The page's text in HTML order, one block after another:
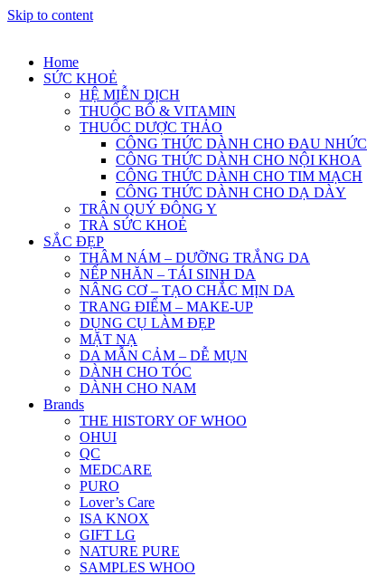
Skip to content
Home
SỨC KHOẺ
HỆ MIỄN DỊCH
THUỐC BỔ & VITAMIN
THUỐC DƯỢC THẢO
CÔNG THỨC DÀNH CHO ĐAU NHỨC
CÔNG THỨC DÀNH CHO NỘI KHOA
CÔNG THỨC DÀNH CHO TIM MẠCH
CÔNG THỨC DÀNH CHO DẠ DÀY
TRÂN QUÝ ĐÔNG Y
TRÀ SỨC KHOẺ
SẮC ĐẸP
THÂM NÁM – DƯỠNG TRẮNG DA
NẾP NHĂN – TÁI SINH DA
NÂNG CƠ – TẠO CHẮC MỊN DA
TRANG ĐIỂM – MAKE-UP
DỤNG CỤ LÀM ĐẸP
MẶT NẠ
DA MẪN CẢM – DỄ MỤN
DÀNH CHO TÓC
DÀNH CHO NAM
Brands
THE HISTORY OF WHOO
OHUI
QC
MEDCARE
PURO
Lover’s Care
ISA KNOX
GIFT LG
NATURE PURE
SAMPLES WHOO